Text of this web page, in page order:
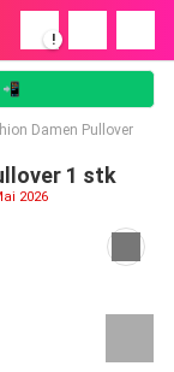
!
📲
Damen Pullover
1 stk
2026